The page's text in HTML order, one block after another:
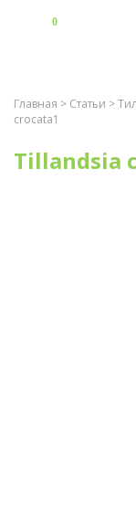
0
Главная > Статьи >
crocata1
Tillandsia